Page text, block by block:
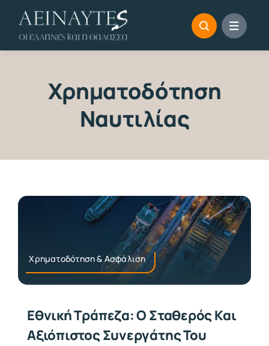
content
Χρηματοδότηση
Ναυτιλίας
Χρηματοδότηση & Ασφάλιση
Εθνική Τράπεζα: Ο Σταθερός Και
Αξιόπιστος Συνεργάτης Του